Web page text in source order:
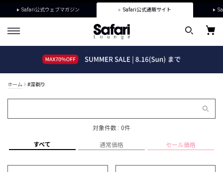
Safari公式ウェブマガジン Safari公式通販サイト
ホーム #深剃り
対象件数 : 0件
すべて 通常価格 セール価格